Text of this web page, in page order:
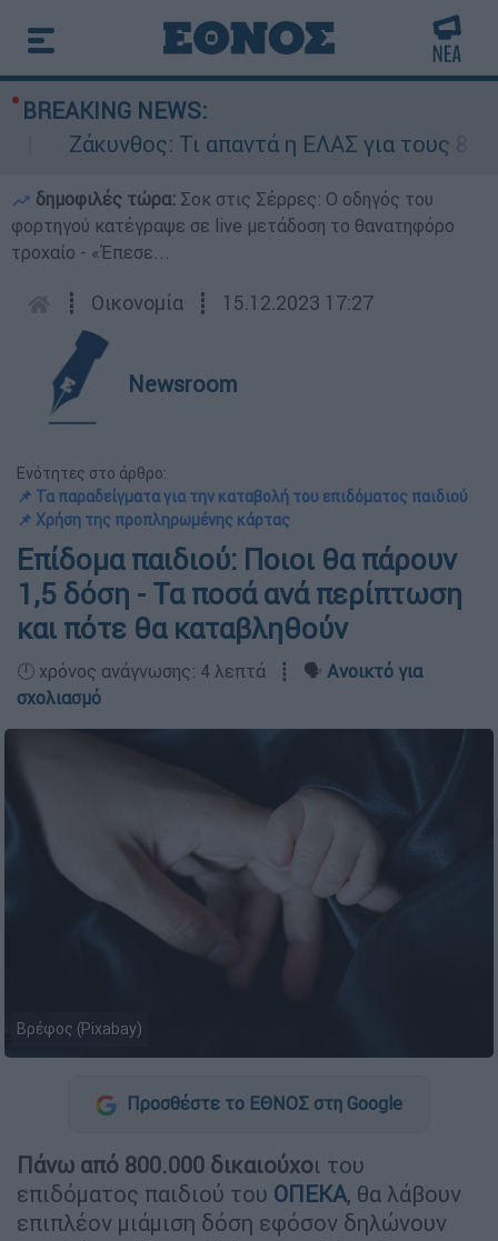
BREAKING NEWS:
Ζάκυνθος: Τι απαντά η ΕΛΑΣ για τους 8
δημοφιλές τώρα: Σοκ στις Σέρρες: Ο οδηγός του
φορτηγού κατέγραψε σε live μετάδοση το θανατηφόρο
τροχαίο - «Έπεσε...
┋ Οικονομία ┋ 15.12.2023 17:27
Newsroom
Ενότητες στο άρθρο:
📌 Τα παραδείγματα για την καταβολή του επιδόματος παιδιού
📌 Χρήση της προπληρωμένης κάρτας
Επίδομα παιδιού: Ποιοι θα πάρουν
1,5 δόση - Τα ποσά ανά περίπτωση
και πότε θα καταβληθούν
🕛 χρόνος ανάγνωσης: 4 λεπτά ┋ 🗣️ Ανοικτό για
σχολιασμό
Βρέφος (Pixabay)
Προσθέστε το ΕΘΝΟΣ στη Google
Πάνω από 800.000 δικαιούχοι του
επιδόματος παιδιού του ΟΠΕΚΑ, θα λάβουν
επιπλέον μιάμιση δόση εφόσον δηλώνουν